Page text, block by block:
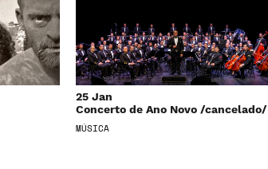
25 Jan
Concerto de Ano Novo /cancelado/
MÚSICA